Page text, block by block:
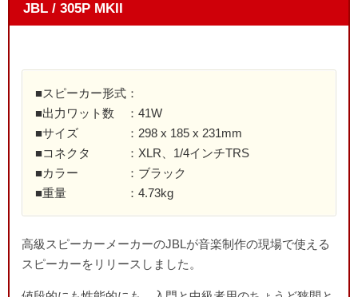
JBL / 305P MKII
■スピーカー形式：
■出力ワット数 ：41W
■サイズ ：298 x 185 x 231mm
■コネクタ ：XLR、1/4インチTRS
■カラー ：ブラック
■重量 ：4.73kg
高級スピーカーメーカーのJBLが音楽制作の現場で使える
スピーカーをリリースしました。